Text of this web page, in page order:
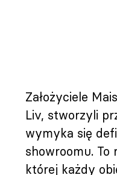
Założyciele
Liv, stworzyli
wymyka się
showroomu. To
której każdy